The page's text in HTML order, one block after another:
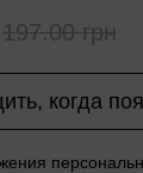
197.00 грн
когда